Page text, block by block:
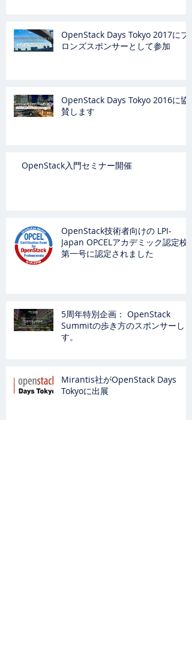
OpenStack Days Tokyo 2017にブ
ロンズスポンサーとして参加
OpenStack Days Tokyo 2016に協
賛します
OpenStack入門セミナー開催
OpenStack技術者向けの LPI-
Japan OPCELアカデミック認定校
第一号に認定されました
5周年特別企画： OpenStack
Summitの歩き方のスポンサーしま
す。
Mirantis社がOpenStack Days
Tokyoに出展